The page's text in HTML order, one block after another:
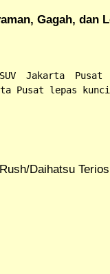
Gagah, dan
Jakarta
Pusat lepas kunci
Daihatsu